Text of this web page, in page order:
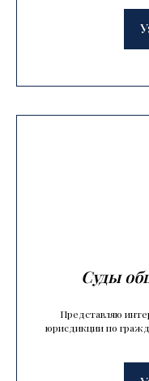
Суды
Представляю
юрисдикции по